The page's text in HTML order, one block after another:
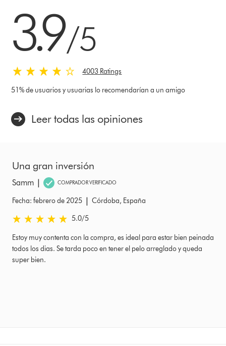
3.9/5
4003 Ratings
51% de usuarios y usuarias lo recomendarían a un amigo
Leer todas las opiniones
Una gran inversión
Samm | COMPRADOR VERIFICADO
Fecha: febrero de 2025 | Córdoba, España
5.0 estrellas de 5 de Fecha: febrero de 2025 Ratings
5.0/5
Estoy muy contenta con la compra, es ideal para estar bien peinada
todos los dias. Se tarda poco en tener el pelo arreglado y queda
super bien.